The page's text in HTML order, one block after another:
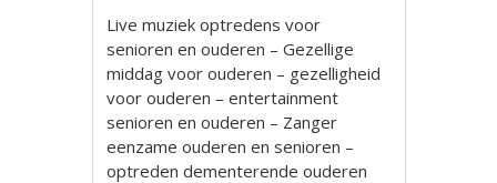
Live muziek optredens voor
senioren en ouderen – Gezellige
middag voor ouderen – gezelligheid
voor ouderen – entertainment
senioren en ouderen – Zanger
eenzame ouderen en senioren –
optreden dementerende ouderen